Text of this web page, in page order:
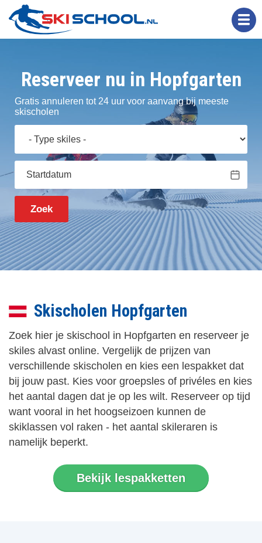
Overslaan
en
naar
Reserveer nu in Hopfgarten
Gratis annuleren tot 24 uur voor aanvang bij meeste
skischolen
Zoek
Skischolen Hopfgarten
Zoek hier je skischool in Hopfgarten en reserveer je
skiles alvast online. Vergelijk de prijzen van
verschillende skischolen en kies een lespakket dat
bij jouw past. Kies voor groepsles of privéles en kies
het aantal dagen dat je op les wilt. Reserveer op tijd
want vooral in het hoogseizoen kunnen de
skiklassen vol raken - het aantal skileraren is
namelijk beperkt.
Bekijk lespakketten